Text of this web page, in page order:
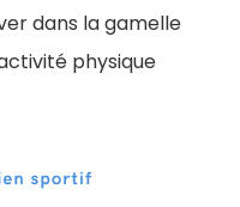
dans la gamelle
physique